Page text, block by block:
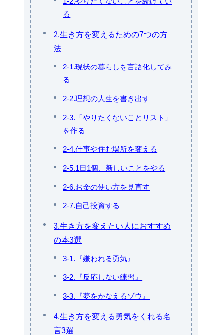
る
2.生き方を変えるための7つの方
法
2-1.現状の暮らしを言語化してみ
る
2-2.理想の人生を書き出す
2-3.「やりたくないことリスト」
を作る
2-4.仕事や住む場所を変える
2-5.1日1個、新しいことをやる
2-6.お金の使い方を見直す
2-7.自己投資する
3.生き方を変えたい人におすすめ
の本3選
3-1.『嫌われる勇気』
3-2.『反応しない練習』
3-3.『夢をかなえるゾウ』
4.生き方を変える勇気をくれる名
言3選